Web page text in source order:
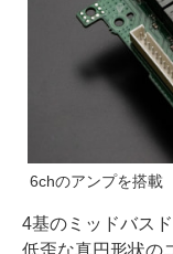
6chのアンプを搭載
4基のミッドバス